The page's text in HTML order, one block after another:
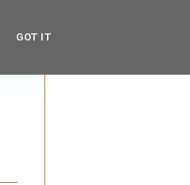
GOT IT